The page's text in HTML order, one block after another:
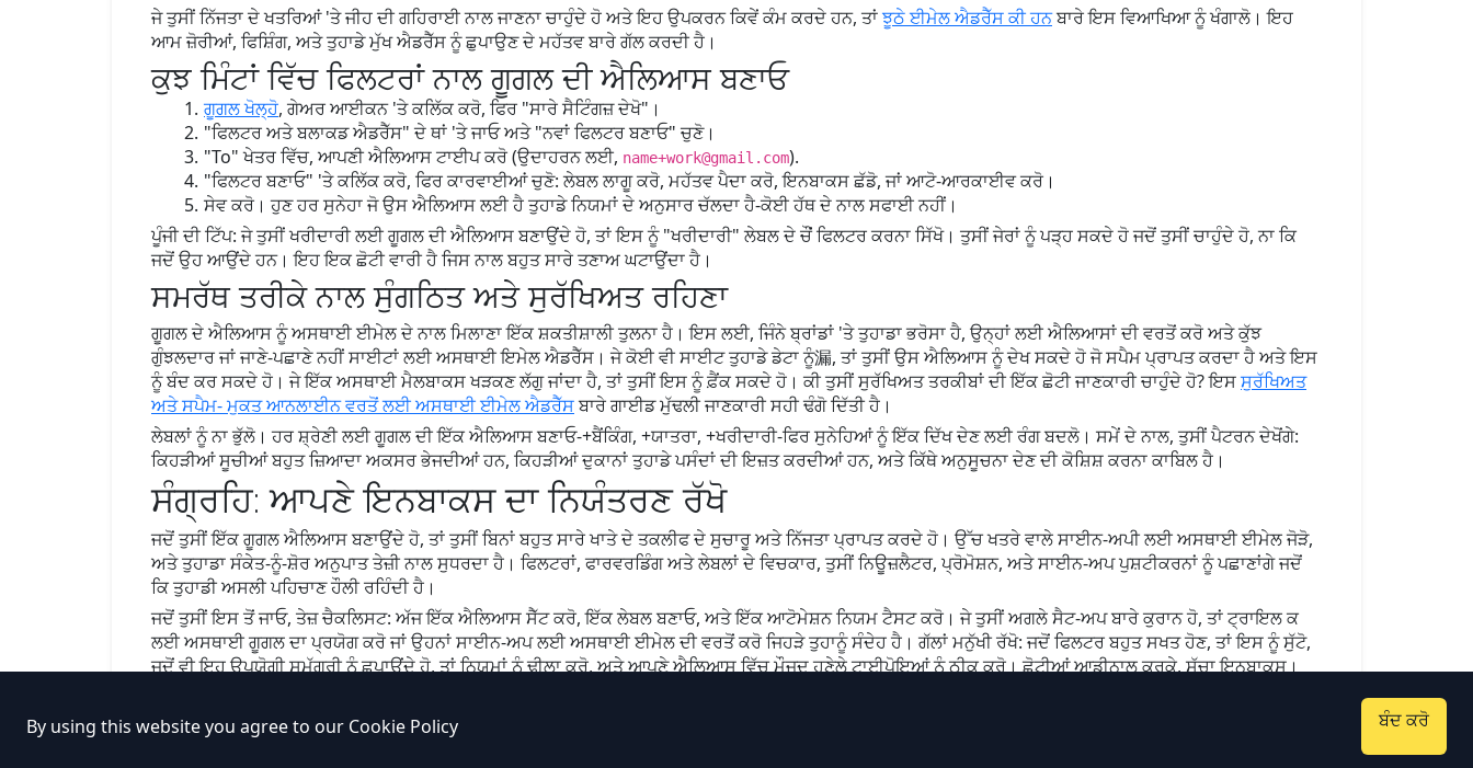
ਜੇ ਤੁਸੀਂ ਨਿੱਜਤਾ ਦੇ ਖਤਰਿਆਂ 'ਤੇ ਜੀਹ ਦੀ ਗਹਿਰਾਈ ਨਾਲ ਜਾਣਨਾ ਚਾਹੁੰਦੇ ਹੋ ਅਤੇ ਇਹ ਉਪਕਰਨ ਕਿਵੇਂ ਕੰਮ ਕਰਦੇ ਹਨ, ਤਾਂਝੂਠੇ ਈਮੇਲ ਐਡਰੈੱਸ ਕੀ ਹਨਬਾਰੇ ਇਸ ਵਿਆਖਿਆ ਨੂੰ ਖੰਗਾਲੋ। ਇਹ
ਆਮ ਜ਼ੋਰੀਆਂ, ਫਿਸ਼ਿੰਗ, ਅਤੇ ਤੁਹਾਡੇ ਮੁੱਖ ਐਡਰੈੱਸ ਨੂੰ ਛੁਪਾਉਣ ਦੇ ਮਹੱਤਵ ਬਾਰੇ ਗੱਲ ਕਰਦੀ ਹੈ।
ਕੁਝ ਮਿੰਟਾਂ ਵਿੱਚ ਫਿਲਟਰਾਂ ਨਾਲ ਗੂਗਲ ਦੀ ਐਲਿਆਸ ਬਣਾਓ
ਗੂਗਲ ਖੋਲ੍ਹੋ, ਗੇਅਰ ਆਈਕਨ 'ਤੇ ਕਲਿੱਕ ਕਰੋ, ਫਿਰ "ਸਾਰੇ ਸੈਟਿੰਗਜ਼ ਦੇਖੋ"।
"ਫਿਲਟਰ ਅਤੇ ਬਲਾਕਡ ਐਡਰੈੱਸ" ਦੇ ਥਾਂ 'ਤੇ ਜਾਓ ਅਤੇ "ਨਵਾਂ ਫਿਲਟਰ ਬਣਾਓ" ਚੁਣੋ।
"To" ਖੇਤਰ ਵਿੱਚ, ਆਪਣੀ ਐਲਿਆਸ ਟਾਈਪ ਕਰੋ (ਉਦਾਹਰਨ ਲਈ, name+work@gmail.com).
"ਫਿਲਟਰ ਬਣਾਓ" 'ਤੇ ਕਲਿੱਕ ਕਰੋ, ਫਿਰ ਕਾਰਵਾਈਆਂ ਚੁਣੋ: ਲੇਬਲ ਲਾਗੂ ਕਰੋ, ਮਹੱਤਵ ਪੈਦਾ ਕਰੋ, ਇਨਬਾਕਸ ਛੱਡੋ, ਜਾਂ ਆਟੋ-ਆਰਕਾਈਵ ਕਰੋ।
ਸੇਵ ਕਰੋ। ਹੁਣ ਹਰ ਸੁਨੇਹਾ ਜੋ ਉਸ ਐਲਿਆਸ ਲਈ ਹੈ ਤੁਹਾਡੇ ਨਿਯਮਾਂ ਦੇ ਅਨੁਸਾਰ ਚੱਲਦਾ ਹੈ-ਕੋਈ ਹੱਥ ਦੇ ਨਾਲ ਸਫਾਈ ਨਹੀਂ।
ਪੂੰਜੀ ਦੀ ਟਿੱਪ: ਜੇ ਤੁਸੀਂ ਖਰੀਦਾਰੀ ਲਈ ਗੂਗਲ ਦੀ ਐਲਿਆਸ ਬਣਾਉਂਦੇ ਹੋ, ਤਾਂ ਇਸ ਨੂੰ "ਖਰੀਦਾਰੀ" ਲੇਬਲ ਦੇ ਚੌਂਂ ਫਿਲਟਰ ਕਰਨਾ ਸਿੱਖੋ। ਤੁਸੀਂ ਜੇਰਾਂ ਨੂੰ ਪੜ੍ਹ ਸਕਦੇ ਹੋ ਜਦੋਂ ਤੁਸੀਂ ਚਾਹੁੰਦੇ ਹੋ, ਨਾ ਕਿ
ਜਦੋਂ ਉਹ ਆਉਂਦੇ ਹਨ। ਇਹ ਇਕ ਛੋਟੀ ਵਾਰੀ ਹੈ ਜਿਸ ਨਾਲ ਬਹੁਤ ਸਾਰੇ ਤਣਾਅ ਘਟਾਉਂਦਾ ਹੈ।
ਸਮਰੱਥ ਤਰੀਕੇ ਨਾਲ ਸੁੰਗਠਿਤ ਅਤੇ ਸੁਰੱਖਿਅਤ ਰਹਿਣਾ
ਗੂਗਲ ਦੇ ਐਲਿਆਸ ਨੂੰ ਅਸਥਾਈ ਈਮੇਲ ਦੇ ਨਾਲ ਮਿਲਾਣਾ ਇੱਕ ਸ਼ਕਤੀਸ਼ਾਲੀ ਤੁਲਨਾ ਹੈ। ਇਸ ਲਈ, ਜਿੰਨੇ ਬ੍ਰਾਂਡਾਂ 'ਤੇ ਤੁਹਾਡਾ ਭਰੋਸਾ ਹੈ, ਉਨ੍ਹਾਂ ਲਈ ਐਲਿਆਸਾਂ ਦੀ ਵਰਤੋਂ ਕਰੋ ਅਤੇ ਕੁੱਝ
ਗੁੰਝਲਦਾਰ ਜਾਂ ਜਾਣੇ-ਪਛਾਣੇ ਨਹੀਂ ਸਾਈਟਾਂ ਲਈ ਅਸਥਾਈ ਇਮੇਲ ਐਡਰੈੱਸ। ਜੇ ਕੋਈ ਵੀ ਸਾਈਟ ਤੁਹਾਡੇ ਡੇਟਾ ਨੂੰ漏, ਤਾਂ ਤੁਸੀਂ ਉਸ ਐਲਿਆਸ ਨੂੰ ਦੇਖ ਸਕਦੇ ਹੋ ਜੋ ਸਪੈਮ ਪ੍ਰਾਪਤ ਕਰਦਾ ਹੈ ਅਤੇ ਇਸ
ਨੂੰ ਬੰਦ ਕਰ ਸਕਦੇ ਹੋ। ਜੇ ਇੱਕ ਅਸਥਾਈ ਮੈਲਬਾਕਸ ਖੜਕਣ ਲੱਗੁ ਜਾਂਦਾ ਹੈ, ਤਾਂ ਤੁਸੀਂ ਇਸ ਨੂੰ ਫ਼ੈਂਕ ਸਕਦੇ ਹੋ। ਕੀ ਤੁਸੀਂ ਸੁਰੱਖਿਅਤ ਤਰਕੀਬਾਂ ਦੀ ਇੱਕ ਛੋਟੀ ਜਾਣਕਾਰੀ ਚਾਹੁੰਦੇ ਹੋ? ਇਸਸੁਰੱਖਿਅਤ
ਅਤੇ ਸਪੈਮ- ਮੁਕਤ ਆਨਲਾਈਨ ਵਰਤੋਂ ਲਈ ਅਸਥਾਈ ਈਮੇਲ ਐਡਰੈੱਸਬਾਰੇ ਗਾਈਡ ਮੁੱਢਲੀ ਜਾਣਕਾਰੀ ਸਹੀ ਢੰਗੋ ਦਿੱਤੀ ਹੈ।
ਲੇਬਲਾਂ ਨੂੰ ਨਾ ਭੁੱਲੋ। ਹਰ ਸ਼੍ਰੇਣੀ ਲਈ ਗੂਗਲ ਦੀ ਇੱਕ ਐਲਿਆਸ ਬਣਾਓ-+ਬੈਂਕਿੰਗ, +ਯਾਤਰਾ, +ਖਰੀਦਾਰੀ-ਫਿਰ ਸੁਨੇਹਿਆਂ ਨੂੰ ਇੱਕ ਦਿੱਖ ਦੇਣ ਲਈ ਰੰਗ ਬਦਲੋ। ਸਮੇਂ ਦੇ ਨਾਲ, ਤੁਸੀਂ ਪੈਟਰਨ ਦੇਖੋਂਗੇ:
ਕਿਹੜੀਆਂ ਸੂਚੀਆਂ ਬਹੁਤ ਜ਼ਿਆਦਾ ਅਕਸਰ ਭੇਜਦੀਆਂ ਹਨ, ਕਿਹੜੀਆਂ ਦੁਕਾਨਾਂ ਤੁਹਾਡੇ ਪਸੰਦਾਂ ਦੀ ਇਜ਼ਤ ਕਰਦੀਆਂ ਹਨ, ਅਤੇ ਕਿੱਥੇ ਅਨੁਸੂਚਨਾ ਦੇਣ ਦੀ ਕੋਸ਼ਿਸ਼ ਕਰਨਾ ਕਾਬਿਲ ਹੈ।
ਸੰਗ੍ਰਹਿ: ਆਪਣੇ ਇਨਬਾਕਸ ਦਾ ਨਿਯੰਤਰਣ ਰੱਖੋ
ਜਦੋਂ ਤੁਸੀਂ ਇੱਕ ਗੂਗਲ ਐਲਿਆਸ ਬਣਾਉਂਦੇ ਹੋ, ਤਾਂ ਤੁਸੀਂ ਬਿਨਾਂ ਬਹੁਤ ਸਾਰੇ ਖਾਤੇ ਦੇ ਤਕਲੀਫ ਦੇ ਸੁਚਾਰੂ ਅਤੇ ਨਿੱਜਤਾ ਪ੍ਰਾਪਤ ਕਰਦੇ ਹੋ। ਉੱਚ ਖਤਰੇ ਵਾਲੇ ਸਾਈਨ-ਅਪੀ ਲਈ ਅਸਥਾਈ ਈਮੇਲ ਜੋੜੋ,
ਅਤੇ ਤੁਹਾਡਾ ਸੰਕੇਤ-ਨੂੰ-ਸ਼ੋਰ ਅਨੁਪਾਤ ਤੇਜ਼ੀ ਨਾਲ ਸੁਧਰਦਾ ਹੈ। ਫਿਲਟਰਾਂ, ਫਾਰਵਰਡਿੰਗ ਅਤੇ ਲੇਬਲਾਂ ਦੇ ਵਿਚਕਾਰ, ਤੁਸੀਂ ਨਿਊਜ਼ਲੈਟਰ, ਪ੍ਰੋਮੋਸ਼ਨ, ਅਤੇ ਸਾਈਨ-ਅਪ ਪੁਸ਼ਟੀਕਰਨਾਂ ਨੂੰ ਪਛਾਣਾਂਗੇ ਜਦੋਂ
ਕਿ ਤੁਹਾਡੀ ਅਸਲੀ ਪਹਿਚਾਣ ਹੌਲੀ ਰਹਿੰਦੀ ਹੈ।
ਜਦੋਂ ਤੁਸੀਂ ਇਸ ਤੋਂ ਜਾਓ, ਤੇਜ਼ ਚੈਕਲਿਸਟ: ਅੱਜ ਇੱਕ ਐਲਿਆਸ ਸੈੱਟ ਕਰੋ, ਇੱਕ ਲੇਬਲ ਬਣਾਓ, ਅਤੇ ਇੱਕ ਆਟੋਮੇਸ਼ਨ ਨਿਯਮ ਟੈਸਟ ਕਰੋ। ਜੇ ਤੁਸੀਂ ਅਗਲੇ ਸੈਟ-ਅਪ ਬਾਰੇ ਕੁਰਾਨ ਹੋ, ਤਾਂ ਟ੍ਰਾਇਲ ਕ
ਲਈ ਅਸਥਾਈ ਗੂਗਲ ਦਾ ਪ੍ਰਯੋਗ ਕਰੋ ਜਾਂ ਉਹਨਾਂ ਸਾਈਨ-ਅਪ ਲਈ ਅਸਥਾਈ ਈਮੇਲ ਦੀ ਵਰਤੋਂ ਕਰੋ ਜਿਹੜੇ ਤੁਹਾਨੂੰ ਸੰਦੇਹ ਹੈ। ਗੱਲਾਂ ਮਨੁੱਖੀ ਰੱਖੋ: ਜਦੋਂ ਫਿਲਟਰ ਬਹੁਤ ਸਖਤ ਹੋਣ, ਤਾਂ ਇਸ ਨੂੰ ਸੁੱਟੋ,
ਜਦੋਂ ਵੀ ਇਹ ਉਪਯੋਗੀ ਸਮੱਗਰੀ ਨੂੰ ਛੁਪਾਉਂਦੇ ਹੋ, ਤਾਂ ਨਿਯਮਾਂ ਨੂੰ ਢੀਲਾ ਕਰੋ, ਅਤੇ ਆਪਣੇ ਐਲਿਆਸ ਵਿੱਚ ਮੌਜੂਦ ਹੁਣੇਲੇ ਟਾਈਪੋਇਆਂ ਨੂੰ ਠੀਕ ਕਰੋ। ਛੋਟੀਆਂ ਆਡੀਨਾਲ ਕਰਕੇ, ਸੁੱਚਾ ਇਨਬਾਕਸ।
By using this website you agree to our Cookie Policy ਬੰਦ ਕਰੋ